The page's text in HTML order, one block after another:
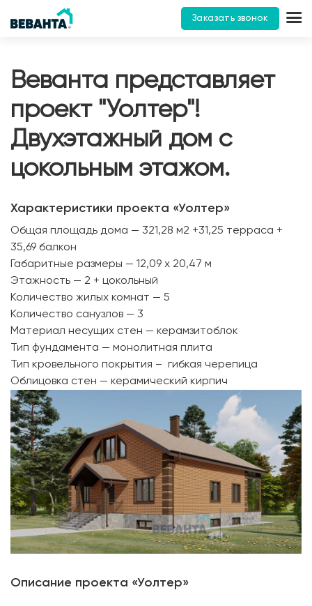
Заказать звонок
Веванта представляет
проект "Уолтер"!
Двухэтажный дом с
цокольным этажом.
Характеристики проекта «Уолтер»
Общая площадь дома — 321,28 м2 +31,25 терраса +
35,69 балкон
Габаритные размеры — 12,09 х 20,47 м
Этажность — 2 + цокольный
Количество жилых комнат — 5
Количество санузлов — 3
Материал несущих стен — керамзитоблок
Тип фундамента — монолитная плита
Тип кровельного покрытия – гибкая черепица
Облицовка стен — керамический кирпич
Описание проекта «Уолтер»